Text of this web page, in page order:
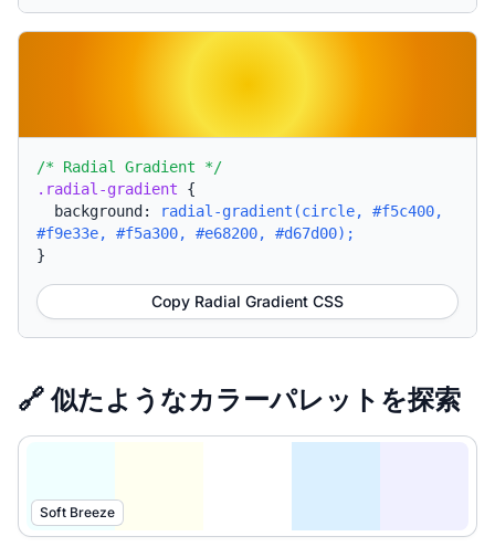
/* Radial Gradient */
.radial-gradient {
background:
radial-gradient(circle, #f5c400,
#f9e33e, #f5a300, #e68200, #d67d00);
}
Copy Radial Gradient CSS
🔗 似たようなカラーパレットを探索
Soft Breeze